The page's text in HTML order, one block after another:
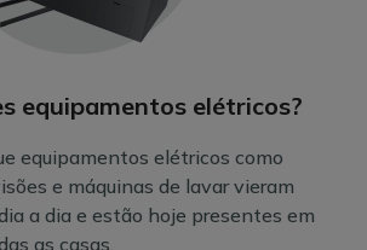
equipamentos elétricos?
equipamentos elétricos como
e máquinas de lavar vieram
a dia e estão hoje presentes em
as casas.